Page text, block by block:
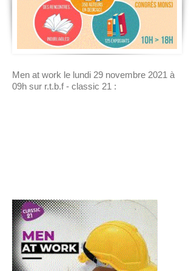
Men at work le lundi 29 novembre 2021 à
09h sur r.t.b.f - classic 21 :